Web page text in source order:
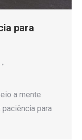
para
a mente
para